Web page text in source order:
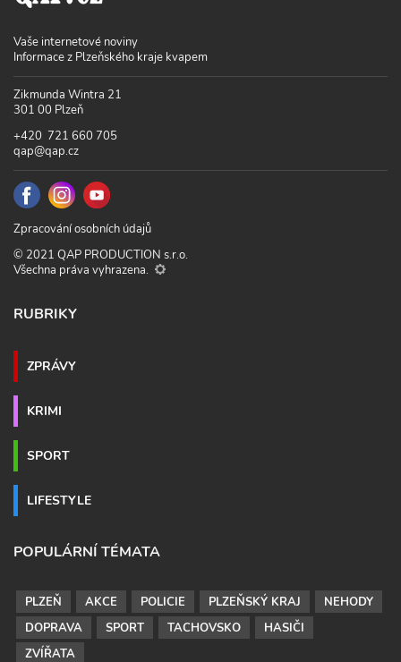
Vaše internetové noviny
Informace z Plzeňského kraje kvapem
Zikmunda Wintra 21
301 00 Plzeň
+420 721 660 705
qap@qap.cz
Zpracování osobních údajů
© 2021 QAP PRODUCTION s.r.o.
Všechna práva vyhrazena.
RUBRIKY
ZPRÁVY
KRIMI
SPORT
LIFESTYLE
POPULÁRNÍ TÉMATA
PLZEŇ AKCE POLICIE PLZEŇSKÝ KRAJ
NEHODY
DOPRAVA
SPORT TACHOVSKO
HASIČI
ZVÍŘATA